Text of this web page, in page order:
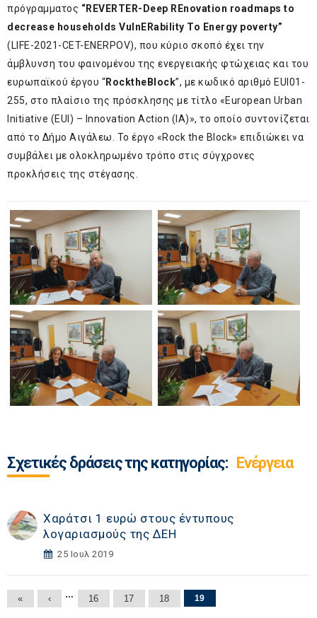
πρόγραμματος “REVERTER-Deep REnovation roadmaps to
decrease households VulnERability To Energy poverty”
(LIFE-2021-CET-ENERPOV), που κύριο σκοπό έχει την
άμβλυνση του φαινομένου της ενεργειακής φτώχειας και του
ευρωπαϊκού έργου “Rockthe Block”, με κωδικό αριθμό EUI01-
255, στο πλαίσιο της πρόσκλησης με τίτλο «European Urban
Initiative (EUI) – Innovation Action (IA)», το οποίο συντονίζεται
από το Δήμο Αιγάλεω. Το έργο «Rock the Block» επιδιώκει να
συμβάλει με ολοκληρωμένο τρόπο στις σύγχρονες
προκλήσεις της στέγασης.
Σχετικές δράσεις της κατηγορίας: Ενέργεια
Χαράτσι 1 ευρώ στους έντυπους
λογαριασμούς της ΔΕΗ
25 Ιουλ 2019
Σελίδες
« ‹ … 16 17 18 19